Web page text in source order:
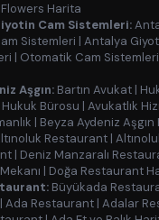
Harita
Cam Sistemleri:
Sistemleri | Antalya
| Otomatik Cam Sistemleri
Aşgın: Bartın Avukat |
Hukuk Bürosu | Avukatlık
| Beyza Aydeniz Aşgın
Restaurant |
| Deniz Manzaralı
| Doğa Restaurant
Büyükada
| Ada Restaurant | Adalar